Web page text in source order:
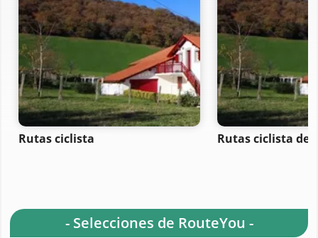
Rutas ciclista Rutas ciclista de
- Selecciones de RouteYou -